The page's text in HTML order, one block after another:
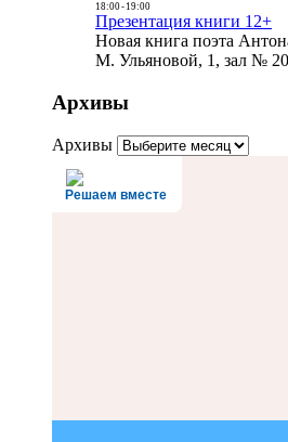
18:00- 19:00
Презентация книги 12+
Новая книга поэта
М. Ульяновой, 1, зал №
Архивы
Архивы
Решаем вместе